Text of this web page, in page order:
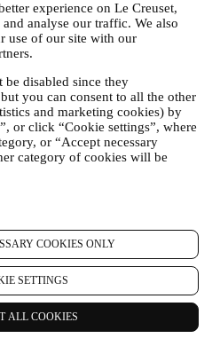
experience on Le Creuset,
analyse our traffic. We also
use of our site with our
be disabled since they
you can consent to all the other
and marketing cookies) by
or click “Cookie settings”, where
or “Accept necessary
category of cookies will be
COOKIES ONLY
SETTINGS
ALL COOKIES
de e-mail, data de nascimento e
(endereço, número de telefone e
registrar uma conta Le Creuset ou
ou para assinar nossa
por exemplo, data e hora da
dados e detalhes de produtos e
seus pedidos.
de navegação on-line (por
line - como seu endereço IP,
geográfica), reunidos durante as
de rastreamento como
(incluindo pixels de
melhorar nossos serviços e
estatística - na maioria dos
identificá-lo com essas
obter informações sobre coleta de
consulte nossa Política de Cookies